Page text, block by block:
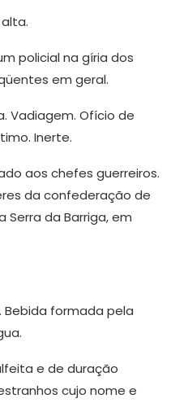
policial na gíria dos
em geral.
Vadiagem. Ofício de
Inerte.
aos chefes guerreiros.
da confederação de
Serra da Barriga, em
Bebida formada pela
e de duração
cujo nome e